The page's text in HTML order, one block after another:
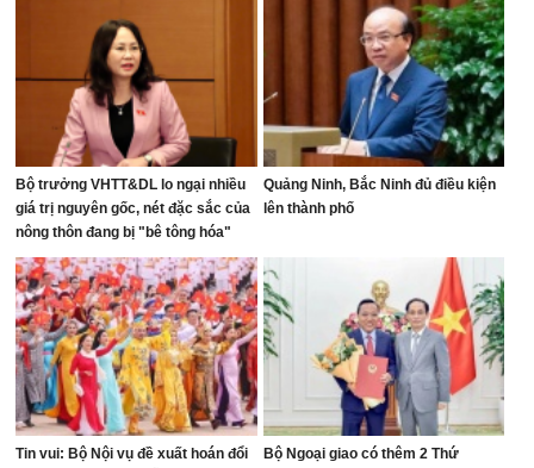
Bộ trưởng VHTT&DL lo ngại nhiều
giá trị nguyên gốc, nét đặc sắc của
nông thôn đang bị "bê tông hóa"
Quảng Ninh, Bắc Ninh đủ điều kiện
lên thành phố
Tin vui: Bộ Nội vụ đề xuất hoán đổi
Bộ Ngoại giao có thêm 2 Thứ